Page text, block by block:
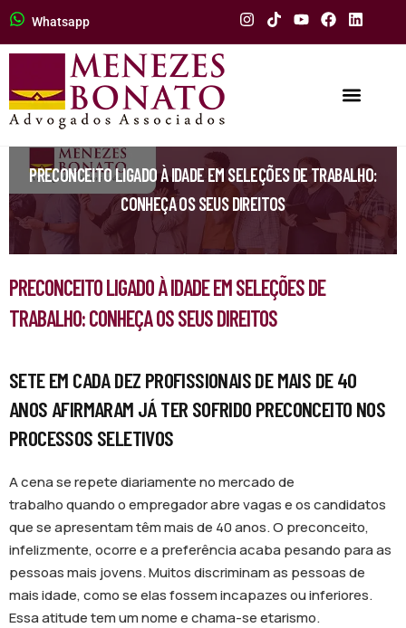
Whatsapp
PRECONCEITO LIGADO À IDADE EM SELEÇÕES DE TRABALHO:
CONHEÇA OS SEUS DIREITOS
PRECONCEITO LIGADO À IDADE EM SELEÇÕES DE
TRABALHO: CONHEÇA OS SEUS DIREITOS
SETE EM CADA DEZ PROFISSIONAIS DE MAIS DE 40
ANOS AFIRMARAM JÁ TER SOFRIDO PRECONCEITO NOS
PROCESSOS SELETIVOS
A cena se repete diariamente no mercado de
trabalho quando o empregador abre vagas e os candidatos
que se apresentam têm mais de 40 anos. O preconceito,
infelizmente, ocorre e a preferência acaba pesando para as
pessoas mais jovens. Muitos discriminam as pessoas de
mais idade, como se elas fossem incapazes ou inferiores.
Essa atitude tem um nome e chama-se etarismo.